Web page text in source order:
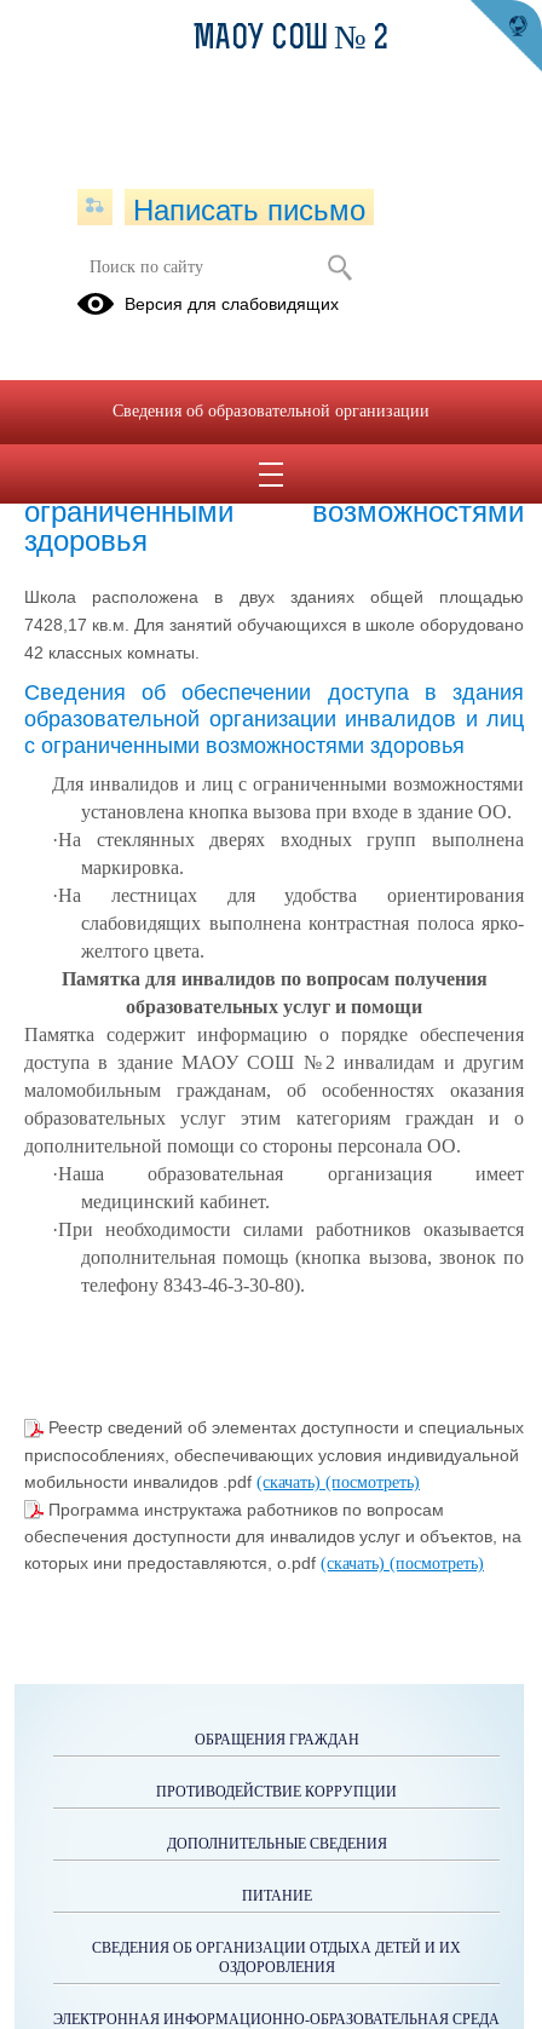
Доступная среда
Материально-техническое
обеспечение образовательной
деятельности, в том числе в
отношении инвалидов и лиц с
ограниченными возможностями
здоровья
Школа расположена в двух зданиях общей площадью
7428,17 кв.м. Для занятий обучающихся в школе оборудовано
42 классных комнаты.
Сведения об обеспечении доступа в здания
образовательной организации инвалидов и лиц
с ограниченными возможностями здоровья
Для инвалидов и лиц с ограниченными возможностями
установлена кнопка вызова при входе в здание ОО.
·На стеклянных дверях входных групп выполнена
маркировка.
·На лестницах для удобства ориентирования
слабовидящих выполнена контрастная полоса ярко-
желтого цвета.
Памятка для инвалидов по вопросам получения
образовательных услуг и помощи
Памятка содержит информацию о порядке обеспечения
доступа в здание МАОУ СОШ №2 инвалидам и другим
маломобильным гражданам, об особенностях оказания
образовательных услуг этим категориям граждан и о
дополнительной помощи со стороны персонала ОО.
·Наша образовательная организация имеет
медицинский кабинет.
·При необходимости силами работников оказывается
дополнительная помощь (кнопка вызова, звонок по
телефону 8343-46-3-30-80).
Реестр сведений об элементах доступности и специальных
приспособлениях, обеспечивающих условия индивидуальной
мобильности инвалидов .pdf (скачать) (посмотреть)
Программа инструктажа работников по вопросам
обеспечения доступности для инвалидов услуг и объектов, на
которых ини предоставляются, о.pdf (скачать) (посмотреть)
ОБРАЩЕНИЯ ГРАЖДАН
ПРОТИВОДЕЙСТВИЕ КОРРУПЦИИ
ДОПОЛНИТЕЛЬНЫЕ СВЕДЕНИЯ
ПИТАНИЕ
СВЕДЕНИЯ ОБ ОРГАНИЗАЦИИ ОТДЫХА ДЕТЕЙ И ИХ
ОЗДОРОВЛЕНИЯ
ЭЛЕКТРОННАЯ ИНФОРМАЦИОННО-ОБРАЗОВАТЕЛЬНАЯ СРЕДА
МАОУ СОШ № 2
Написать письмо
Версия для слабовидящих
Сведения об образовательной организации